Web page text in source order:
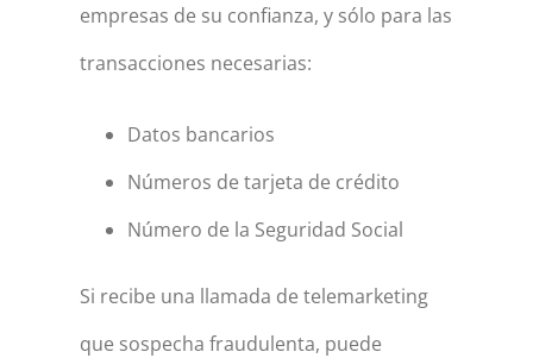
empresas de su confianza, y sólo para las
transacciones necesarias:
Datos bancarios
Números de tarjeta de crédito
Número de la Seguridad Social
Si recibe una llamada de telemarketing
que sospecha fraudulenta, puede